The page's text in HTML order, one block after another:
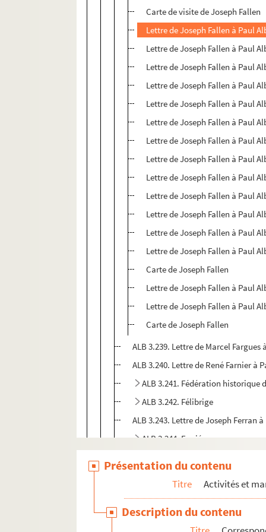
Carte de visite de Joseph Fallen
Lettre de Joseph Fallen à Paul
Lettre de Joseph Fallen à Paul
Lettre de Joseph Fallen à Paul
Lettre de Joseph Fallen à Paul
Lettre de Joseph Fallen à Paul
Lettre de Joseph Fallen à Paul
Lettre de Joseph Fallen à Paul
Lettre de Joseph Fallen à Paul
Lettre de Joseph Fallen à Paul
Lettre de Joseph Fallen à Paul
Lettre de Joseph Fallen à Paul
Lettre de Joseph Fallen à Paul
Lettre de Joseph Fallen à Paul
Carte de Joseph Fallen
Lettre de Joseph Fallen à Paul
Lettre de Joseph Fallen à Paul
Carte de Joseph Fallen
ALB 3.239. Lettre de Marcel Fargues
ALB 3.240. Lettre de René Farnier à
ALB 3.241. Fédération
ALB 3.242. Félibrige
ALB 3.243. Lettre de Joseph Ferran
ALB 3.244. Ferrié
ALB 3.248. Lettre de Pierre Fontan à
Présentation du contenu
Titre Activités et
Description du contenu